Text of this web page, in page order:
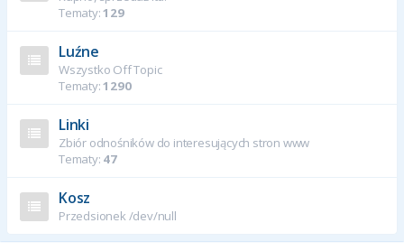
Tematy:129
Luźne
Wszystko Off Topic
Tematy:1290
Linki
Zbiór odnośników do interesujących stron www
Tematy: 47
Kosz
Przedsionek /dev/null